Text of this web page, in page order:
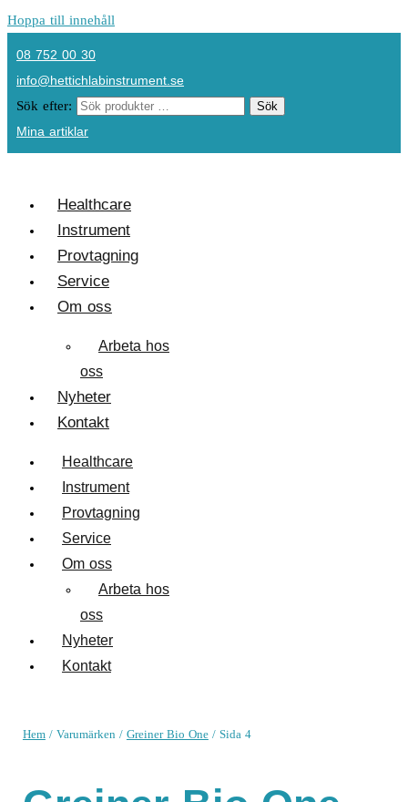
Hoppa till innehåll
08 752 00 30
info@hettichlabinstrument.se
Sök efter:
Sök
Mina artiklar
Healthcare
Instrument
Provtagning
Service
Om oss
Arbeta hos
oss
Nyheter
Kontakt
Healthcare
Instrument
Provtagning
Service
Om oss
Arbeta hos
oss
Nyheter
Kontakt
Hem/ Varumärken / Greiner Bio One/ Sida 4